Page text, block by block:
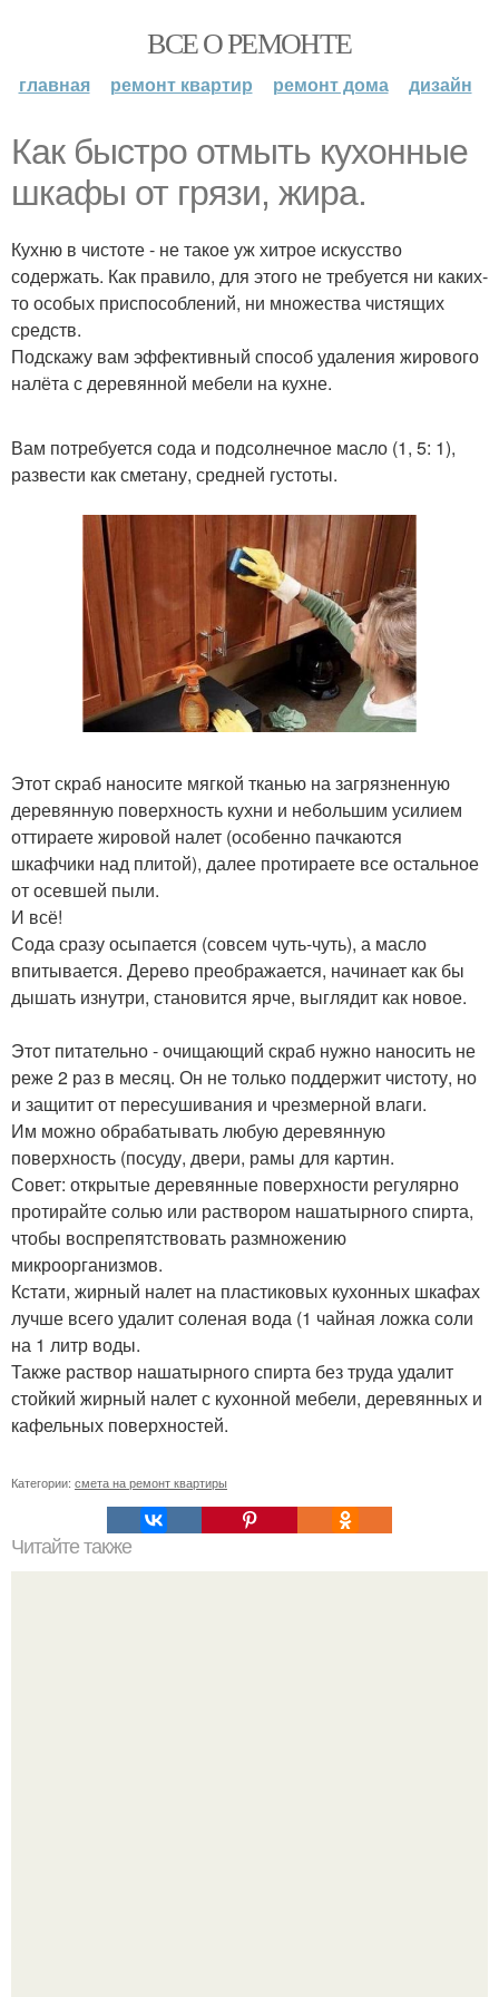
ВСЕ О РЕМОНТЕ
главная ремонт квартир ремонт дома дизайн
Как быстро отмыть кухонные
шкафы от грязи, жира.
Кухню в чистоте - не такое уж хитрое искусство
содержать. Как правило, для этого не требуется ни каких-
то особых приспособлений, ни множества чистящих
средств.
Подскажу вам эффективный способ удаления жирового
налёта с деревянной мебели на кухне.
Вам потребуется сода и подсолнечное масло (1, 5: 1),
развести как сметану, средней густоты.
Этот скраб наносите мягкой тканью на загрязненную
деревянную поверхность кухни и небольшим усилием
оттираете жировой налет (особенно пачкаются
шкафчики над плитой), далее протираете все остальное
от осевшей пыли.
И всё!
Сода сразу осыпается (совсем чуть-чуть), а масло
впитывается. Дерево преображается, начинает как бы
дышать изнутри, становится ярче, выглядит как новое.
Этот питательно - очищающий скраб нужно наносить не
реже 2 раз в месяц. Он не только поддержит чистоту, но
и защитит от пересушивания и чрезмерной влаги.
Им можно обрабатывать любую деревянную
поверхность (посуду, двери, рамы для картин.
Совет: открытые деревянные поверхности регулярно
протирайте солью или раствором нашатырного спирта,
чтобы воспрепятствовать размножению
микроорганизмов.
Кстати, жирный налет на пластиковых кухонных шкафах
лучше всего удалит соленая вода (1 чайная ложка соли
на 1 литр воды.
Также раствор нашатырного спирта без труда удалит
стойкий жирный налет с кухонной мебели, деревянных и
кафельных поверхностей.
Категории: смета на ремонт квартиры
Читайте также